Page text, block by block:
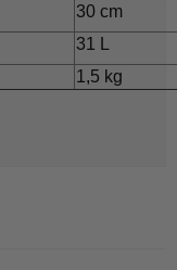
30 cm
31 L
1,5 kg